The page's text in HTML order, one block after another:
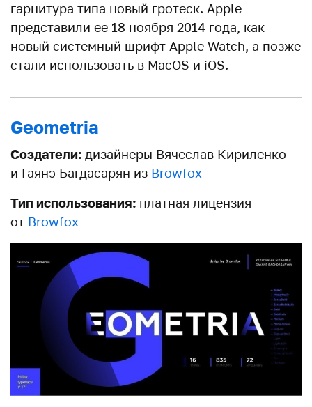
гарнитура типа новый гротеск. Apple
представили ее 18 ноября 2014 года, как
новый системный шрифт Apple Watch, а позже
стали использовать в MacOS и iOS.
Geometria
Создатели: дизайнеры Вячеслав Кириленко
и Гаянэ Багдасарян из Browfox
Тип использования: платная лицензия
от Browfox